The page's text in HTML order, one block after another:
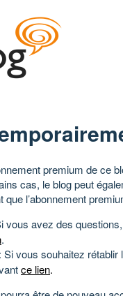
premium de ce
cas, le blog peut
l’abonnement
vous avez des
.
: Si vous souhaitez rétablir
ce lien.